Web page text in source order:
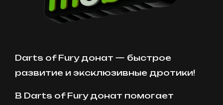
Darts of Fury донат — быстрое
развитие и эксклюзивные дротики!
В Darts of Fury донат помогает